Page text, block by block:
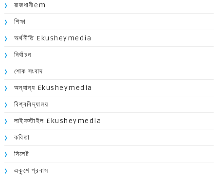
রাজধানীem
শিক্ষা
অর্থনীতি Ekusheymedia
নির্বাচন
শোক সংবাদ
অন্যান্য Ekusheymedia
বিশ্ববিদ্যালয়
লাইফস্টাইল Ekusheymedia
কবিতা
সিলেট
একুশে প্রবাস